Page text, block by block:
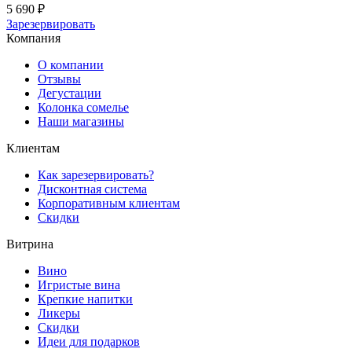
5 690 ₽
Зарезервировать
Компания
О компании
Отзывы
Дегустации
Колонка сомелье
Наши магазины
Клиентам
Как зарезервировать?
Дисконтная система
Корпоративным клиентам
Скидки
Витрина
Вино
Игристые вина
Крепкие напитки
Ликеры
Скидки
Идеи для подарков